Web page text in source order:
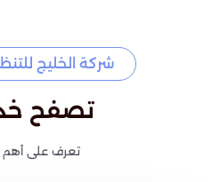
شركة الخليج
تصفح
تعرف على أهم